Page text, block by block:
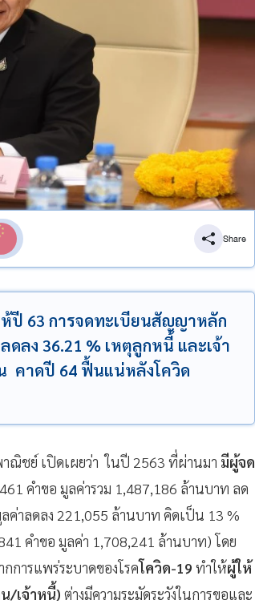
Share
ปี 63 การจดทะเบียนสัญญาหลัก
ลง 36.21 % เหตุลูกหนี้ และเจ้า
คาดปี 64 ฟื้นแน่หลังโควิด
าณิชย์ เปิดเผยว่า ในปี 2563 ที่ผ่านมา มีผู้จด
คำขอ มูลค่ารวม 1,487,186 ล้านบาท ลด
ค่าลดลง 221,055 ล้านบาท คิดเป็น 13 %
คำขอ มูลค่า 1,708,241 ล้านบาท) โดย
การแพร่ระบาดของโรคโควิด-19 ทำให้ผู้ให้
/เจ้าหนี้) ต่างมีความระมัดระวังในการขอและ